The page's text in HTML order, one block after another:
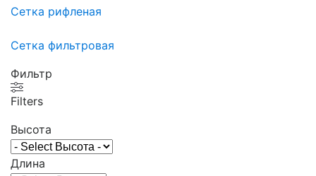
Сетка рифленая
Сетка фильтровая
Фильтр
Filters
Высота
Длина